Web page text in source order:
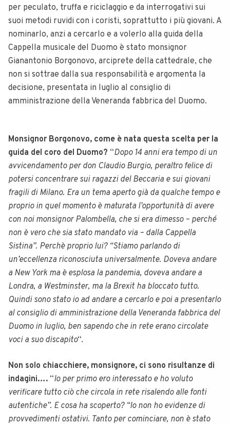
per peculato, truffa e riciclaggio e da interrogativi sui
suoi metodi ruvidi con i coristi, soprattutto i più giovani. A
nominarlo, anzi a cercarlo e a volerlo alla guida della
Cappella musicale del Duomo è stato monsignor
Gianantonio Borgonovo, arciprete della cattedrale, che
non si sottrae dalla sua responsabilità e argomenta la
decisione, presentata in luglio al consiglio di
amministrazione della Veneranda fabbrica del Duomo.
Monsignor Borgonovo, come è nata questa scelta per la
guida del coro del Duomo? “Dopo 14 anni era tempo di un
avvicendamento per don Claudio Burgio, peraltro felice di
potersi concentrare sui ragazzi del Beccaria e sui giovani
fragili di Milano. Era un tema aperto già da qualche tempo e
proprio in quel momento è maturata l’opportunità di avere
con noi monsignor Palombella, che si era dimesso – perché
non è vero che sia stato mandato via – dalla Cappella
Sistina”. Perchè proprio lui? “Stiamo parlando di
un’eccellenza riconosciuta universalmente. Doveva andare
a New York ma è esplosa la pandemia, doveva andare a
Londra, a Westminster, ma la Brexit ha bloccato tutto.
Quindi sono stato io ad andare a cercarlo e poi a presentarlo
al consiglio di amministrazione della Veneranda fabbrica del
Duomo in luglio, ben sapendo che in rete erano circolate
voci a suo discapito“.
Non solo chiacchiere, monsignore, ci sono risultanze di
indagini…. “Io per primo ero interessato e ho voluto
verificare tutto ciò che circola in rete risalendo alle fonti
autentiche”. E cosa ha scoperto? “Io non ho evidenze di
provvedimenti ostativi. Tanto per cominciare, non è stato